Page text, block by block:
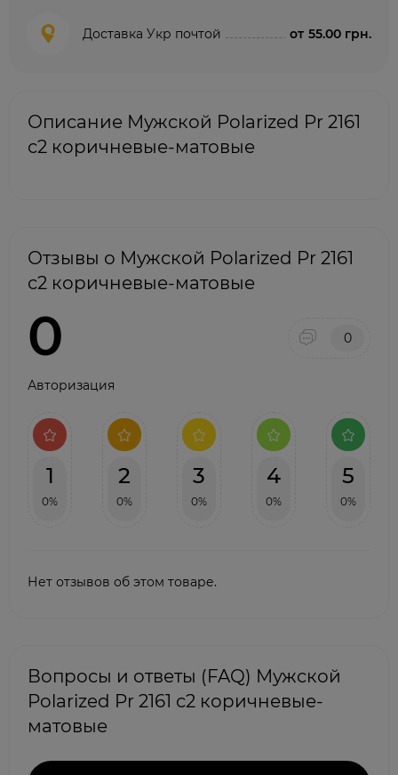
Доставка Укр почтой от 55.00 грн.
Описание Мужской Polarized Pr 2161
с2 коричневые-матовые
Отзывы о Мужской Polarized Pr 2161
с2 коричневые-матовые
0 0
Авторизация
1
0%
2
0%
3
0%
4
0%
5
0%
Нет отзывов об этом товаре.
Вопросы и ответы (FAQ) Мужской
Polarized Pr 2161 с2 коричневые-
матовые